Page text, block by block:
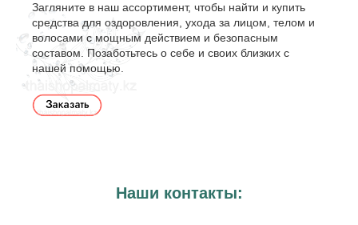
Загляните в наш ассортимент, чтобы найти и купить
средства для оздоровления, ухода за лицом, телом и
волосами с мощным действием и безопасным
составом. Позаботьтесь о себе и своих близких с
нашей помощью.
Наши контакты: